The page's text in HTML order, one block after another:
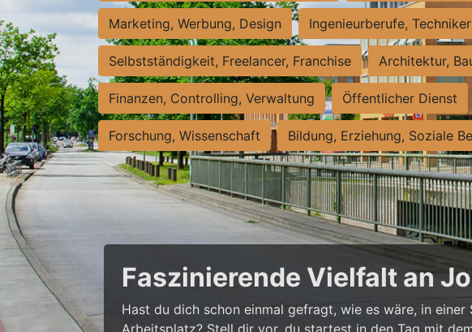
Marketing, Werbung, Design Ingenieurberufe, Techniker
Selbstständigkeit, Freelancer, Franchise Architektur,
Finanzen, Controlling, Verwaltung Öffentlicher Dienst
Forschung, Wissenschaft Bildung, Erziehung, Soziale
Faszinierende Vielfalt an
Hast du dich schon einmal gefragt, wie es wäre, in